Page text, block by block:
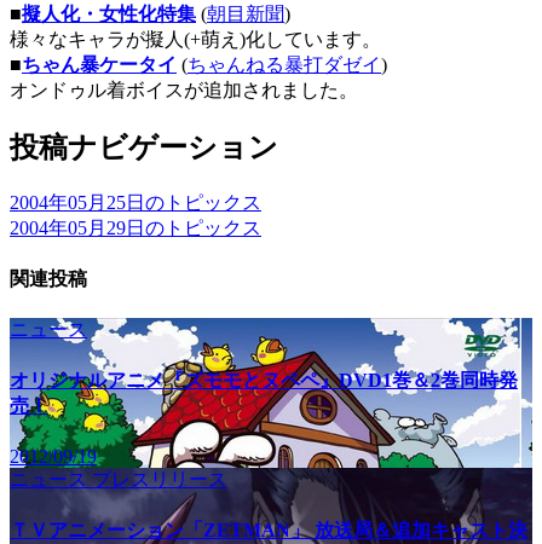
■擬人化・女性化特集 (朝目新聞)
様々なキャラが擬人(+萌え)化しています。
■ちゃん暴ケータイ (ちゃんねる暴打ダゼイ)
オンドゥル着ボイスが追加されました。
投稿ナビゲーション
2004年05月25日のトピックス
2004年05月29日のトピックス
関連投稿
ニュース
オリジナルアニメ『ズモモとヌペペ』DVD1巻＆2巻同時発
売！
2012/09/19
ニュース プレスリリース
ＴＶアニメーション「ZETMAN」 放送局＆追加キャスト決